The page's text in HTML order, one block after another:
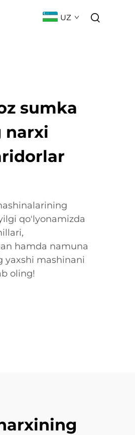
UZ
sumka
narxi
qo'lyonamizda
hamda namuna
yaxshi mashinani
oling!